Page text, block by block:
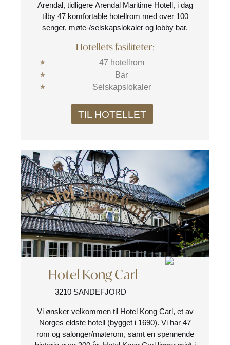
Arendal, tidligere Arendal Maritime Hotell, i dag
tilby 47 komfortable hotellrom med over 100
senger, møte-/selskapslokaler og lobby bar.
Hotellets fasiliteter:
47 hotellrom
Bar
Selskapslokaler
TIL HOTELLET
Hotel Kong Carl
3210 SANDEFJORD
Vi ønsker velkommen til Hotel Kong Carl, et av
Norges eldste hotell (bygget i 1690). Vi har 47
rom og salonger/møterom, samt en spennende